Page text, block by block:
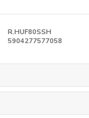
R.HUF80SSH
5904277577058